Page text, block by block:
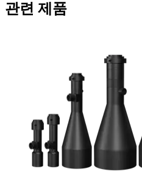
관련 제품